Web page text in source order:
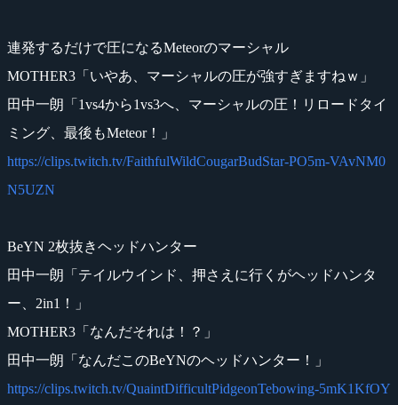
連発するだけで圧になるMeteorのマーシャル
MOTHER3「いやあ、マーシャルの圧が強すぎますねｗ」
田中一朗「1vs4から1vs3へ、マーシャルの圧！リロードタイ
ミング、最後もMeteor！」
https://clips.twitch.tv/FaithfulWildCougarBudStar-PO5m-VAvNM0
N5UZN
BeYN 2枚抜きヘッドハンター
田中一朗「テイルウインド、押さえに行くがヘッドハンタ
ー、2in1！」
MOTHER3「なんだそれは！？」
田中一朗「なんだこのBeYNのヘッドハンター！」
https://clips.twitch.tv/QuaintDifficultPidgeonTebowing-5mK1KfOY